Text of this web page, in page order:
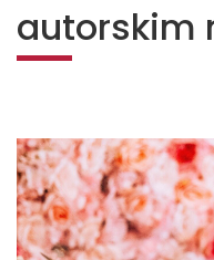
autorskim